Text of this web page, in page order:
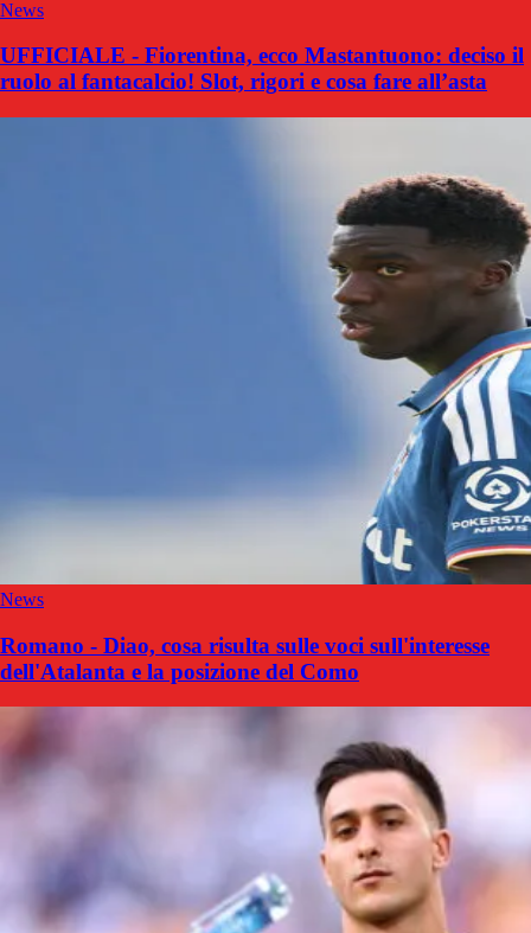
News
UFFICIALE - Fiorentina, ecco Mastantuono: deciso il
ruolo al fantacalcio! Slot, rigori e cosa fare all’asta
News
Romano - Diao, cosa risulta sulle voci sull'interesse
dell'Atalanta e la posizione del Como